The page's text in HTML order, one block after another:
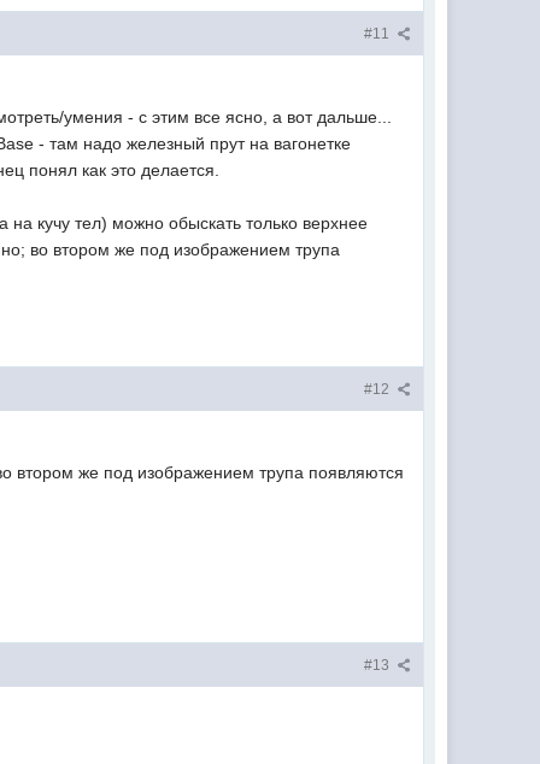
#11
умения - с этим все ясно, а вот дальше...
- там надо железный прут на вагонетке
понял как это делается.
на кучу тел) можно обыскать только верхнее
во втором же под изображением трупа
#12
же под изображением трупа появляются
#13